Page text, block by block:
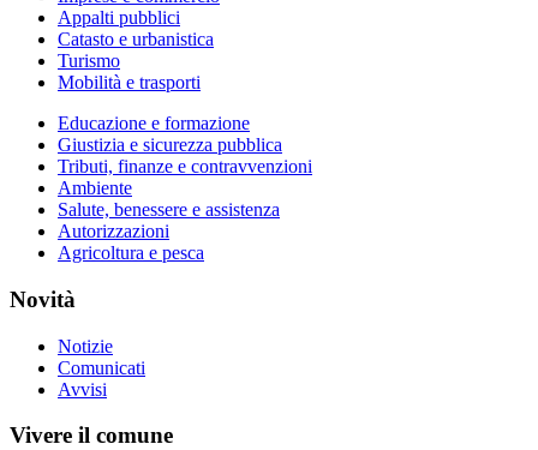
Appalti pubblici
Catasto e urbanistica
Turismo
Mobilità e trasporti
Educazione e formazione
Giustizia e sicurezza pubblica
Tributi, finanze e contravvenzioni
Ambiente
Salute, benessere e assistenza
Autorizzazioni
Agricoltura e pesca
Novità
Notizie
Comunicati
Avvisi
Vivere il comune